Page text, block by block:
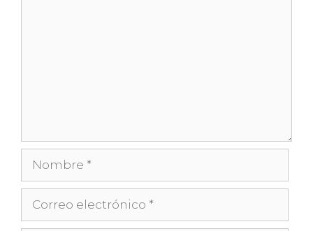
electrónico